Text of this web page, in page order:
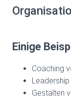
Einige
Coaching
Gestalten